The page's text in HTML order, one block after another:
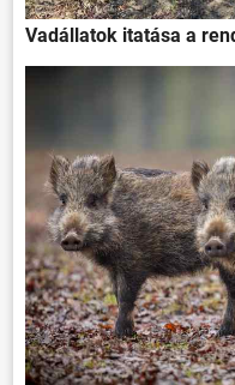
Vadállatok itatása a